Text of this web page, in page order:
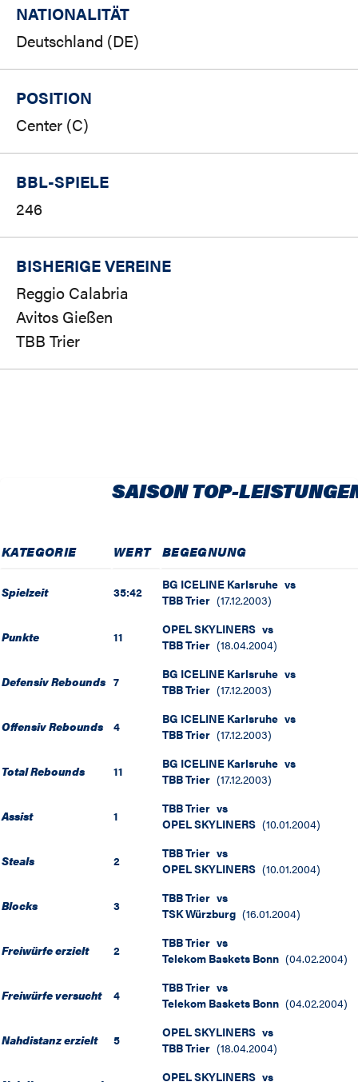
NATIONALITÄT
Deutschland (DE)
POSITION
Center (C)
BBL-SPIELE
246
BISHERIGE VEREINE
Reggio Calabria
Avitos Gießen
TBB Trier
SAISON TOP-
KATEGORIE WERT BEGEGNUNG
Spielzeit 35:42 BG ICELINE Karlsruhe vs
TBB Trier (17.12.2003)
Punkte 11 OPEL SKYLINERS vs
TBB Trier (18.04.2004)
Defensiv Rebounds 7 BG ICELINE Karlsruhe vs
TBB Trier (17.12.2003)
Offensiv Rebounds 4 BG ICELINE Karlsruhe vs
TBB Trier (17.12.2003)
Total Rebounds 11 BG ICELINE Karlsruhe vs
TBB Trier (17.12.2003)
Assist 1 TBB Trier vs
OPEL SKYLINERS (10.01.2004)
Steals 2 TBB Trier vs
OPEL SKYLINERS (10.01.2004)
Blocks 3 TBB Trier vs
TSK Würzburg (16.01.2004)
Freiwürfe erzielt 2 TBB Trier vs
Telekom Baskets Bonn (04.02.2004)
Freiwürfe versucht 4 TBB Trier vs
Telekom Baskets Bonn (04.02.2004)
Nahdistanz erzielt 5 OPEL SKYLINERS vs
TBB Trier (18.04.2004)
OPEL SKYLINERS vs